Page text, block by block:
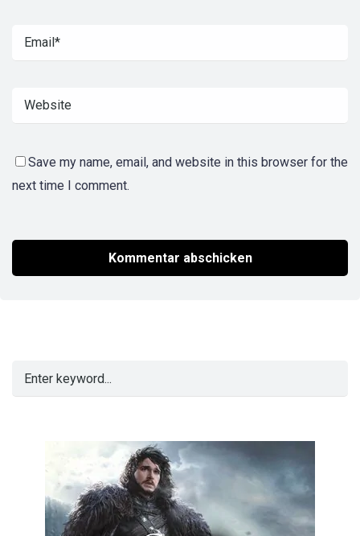
Save my name, email, and website in this browser for the
next time I comment.